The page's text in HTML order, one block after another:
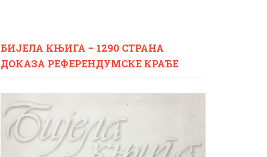
БИЈЕЛА КЊИГА – 1290 СТРАНА
ДОКАЗА РЕФЕРЕНДУМСКЕ КРАЂЕ